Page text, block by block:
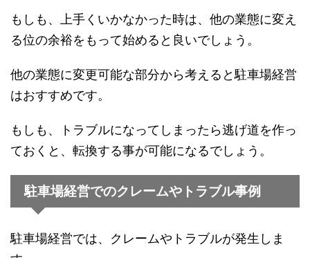
もしも、上手くいかなかった時は、他の業態に変え
る位の余裕をもって始めると良いでしょう。
他の業態に変更可能な部分から考えると駐車場経営
はおすすめです。
もしも、トラブルになってしまったら逃げ道を作っ
ておくと、転換する事が可能になるでしょう。
駐車場経営でのクレームやトラブル事例
駐車場経営では、クレームやトラブルが発生しま